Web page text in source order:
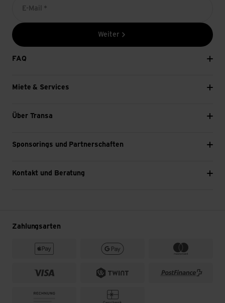
E-Mail *
Weiter
FAQ
Miete & Services
Über Transa
Sponsorings und Partnerschaften
Kontakt und Beratung
Zahlungsarten